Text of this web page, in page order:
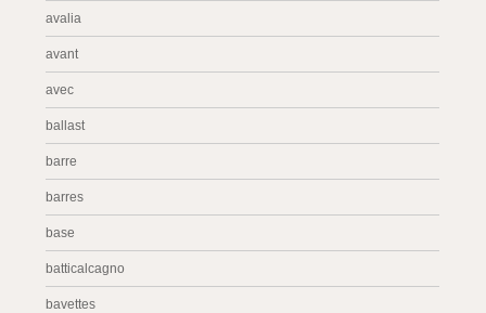
avalia
avant
avec
ballast
barre
barres
base
batticalcagno
bavettes